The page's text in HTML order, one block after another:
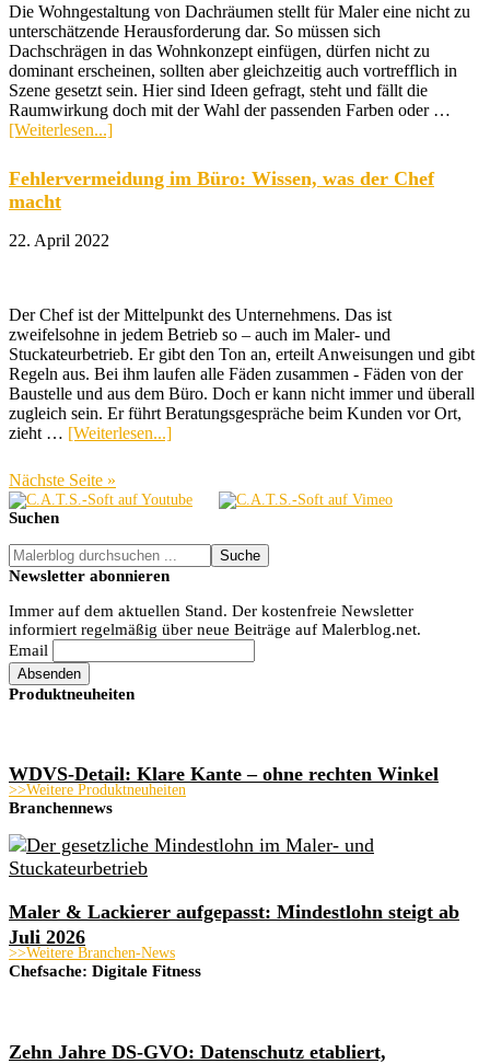
Die Wohngestaltung von Dachräumen stellt für Maler eine nicht zu
unterschätzende Herausforderung dar. So müssen sich
Dachschrägen in das Wohnkonzept einfügen, dürfen nicht zu
dominant erscheinen, sollten aber gleichzeitig auch vortrefflich in
Szene gesetzt sein. Hier sind Ideen gefragt, steht und fällt die
Raumwirkung doch mit der Wahl der passenden Farben oder …
[Weiterlesen...]ÜberEntspannte
–
CATSmobil
Fehlervermeidung im Büro: Wissen, was der Chef
macht
22. April 2022
Der Chef ist der Mittelpunkt des Unternehmens. Das ist
zweifelsohne in jedem Betrieb so – auch im Maler- und
Stuckateurbetrieb. Er gibt den Ton an, erteilt Anweisungen und gibt
Regeln aus. Bei ihm laufen alle Fäden zusammen - Fäden von der
Baustelle und aus dem Büro. Doch er kann nicht immer und überall
zugleich sein. Er führt Beratungsgespräche beim Kunden vor Ort,
zieht … [Weiterlesen...]ÜberFehlervermeidung
Wissen,
was
Chef
macht
Nächste Seite »
Seitenspalte
Suchen
Malerblog
durchsuchen
Newsletter abonnieren
Immer auf dem aktuellen Stand. Der kostenfreie Newsletter
informiert regelmäßig über neue Beiträge auf Malerblog.net.
Email
Produktneuheiten
WDVS-Detail: Klare Kante – ohne rechten Winkel
>>Weitere Produktneuheiten
Branchennews
Maler & Lackierer aufgepasst: Mindestlohn steigt ab
Juli 2026
>>Weitere Branchen-News
Chefsache: Digitale Fitness
Zehn Jahre DS-GVO: Datenschutz etabliert,